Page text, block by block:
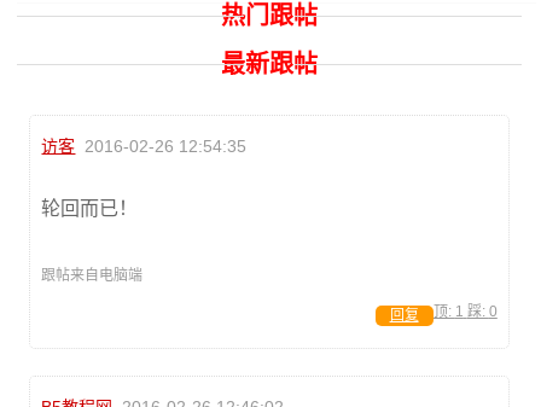
热门跟帖
最新跟帖
访客 2016-02-26 12:54:35
轮回而已！
跟帖来自电脑端
顶: 1 踩: 0
回复